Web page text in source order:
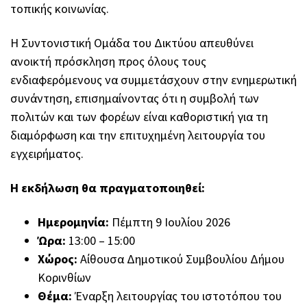
τοπικής κοινωνίας.
Η Συντονιστική Ομάδα του Δικτύου απευθύνει
ανοικτή πρόσκληση προς όλους τους
ενδιαφερόμενους να συμμετάσχουν στην ενημερωτική
συνάντηση, επισημαίνοντας ότι η συμβολή των
πολιτών και των φορέων είναι καθοριστική για τη
διαμόρφωση και την επιτυχημένη λειτουργία του
εγχειρήματος.
Η εκδήλωση θα πραγματοποιηθεί:
Ημερομηνία: Πέμπτη 9 Ιουλίου 2026
Ώρα: 13:00 – 15:00
Χώρος: Αίθουσα Δημοτικού Συμβουλίου Δήμου
Κορινθίων
Θέμα: Έναρξη λειτουργίας του ιστοτόπου του